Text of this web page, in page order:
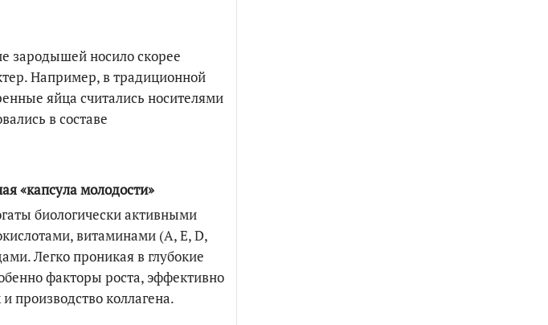
зародышей носило скорее
Например, в традиционной
яйца считались носителями
в составе
«капсула молодости»
биологически активными
витаминами (A, E, D,
Легко проникая в глубокие
факторы роста, эффективно
производство коллагена.